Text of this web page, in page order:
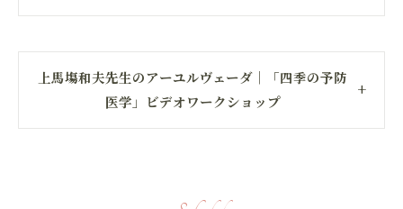
上馬塲和夫先生のアーユルヴェーダ｜「四季の予防
医学」ビデオワークショップ